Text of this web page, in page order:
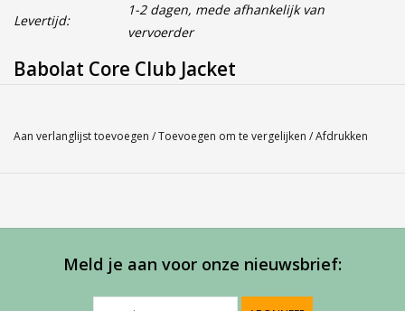
Levertijd:
1-2 dagen, mede afhankelijk van
vervoerder
Babolat Core Club Jacket
Materiaal: 100% Polyester
via "pijltje terug" weer uit op deze pagina.
Aan verlanglijst toevoegen /Toevoegen om te vergelijken /Afdrukken
Meld je aan voor onze nieuwsbrief: